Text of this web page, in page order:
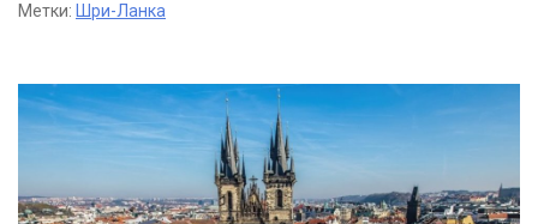
Метки: Шри-Ланка